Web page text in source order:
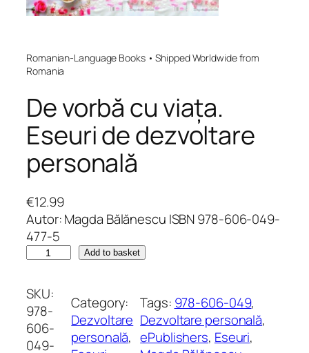
Romanian-Language Books • Shipped Worldwide from
Romania
De vorbă cu viața.
Eseuri de dezvoltare
personală
€12.99
Autor: Magda Bălănescu ISBN 978-606-049-
477-5
v
o
r
b
Add to basket
SKU:
978-
606-
049-
Category:
Dezvoltare
personală
Tags: 978-606-049
Dezvoltare personală
ePublishers, Eseuri